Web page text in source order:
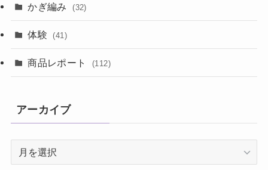
かぎ編み (32)
体験 (41)
商品レポート (112)
アーカイブ